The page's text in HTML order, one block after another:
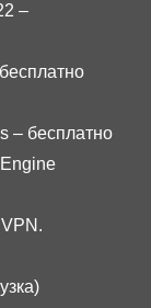
–
– бесплатно